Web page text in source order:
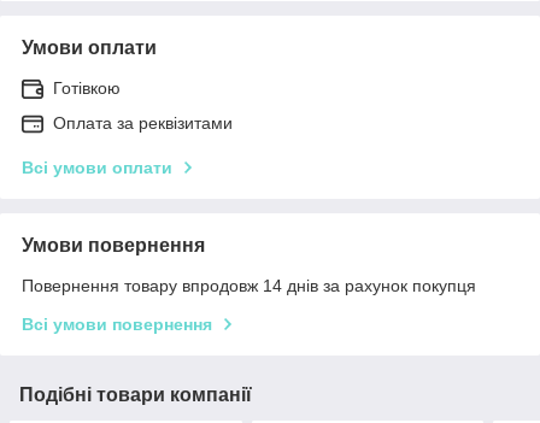
Умови оплати
Готівкою
Оплата за реквізитами
Всі умови оплати
Умови повернення
Повернення товару впродовж 14 днів за рахунок покупця
Всі умови повернення
Подібні товари компанії